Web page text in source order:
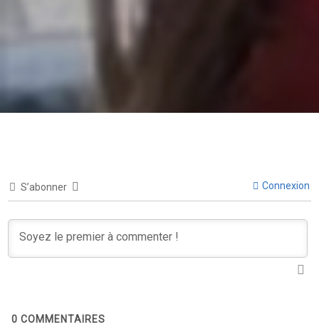
S’abonner Connexion
0 COMMENTAIRES